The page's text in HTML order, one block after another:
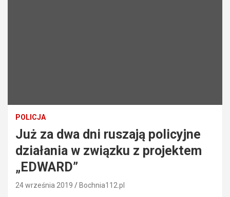
POLICJA
Już za dwa dni ruszają policyjne
działania w związku z projektem
„EDWARD”
24 września 2019 Bochnia112.pl